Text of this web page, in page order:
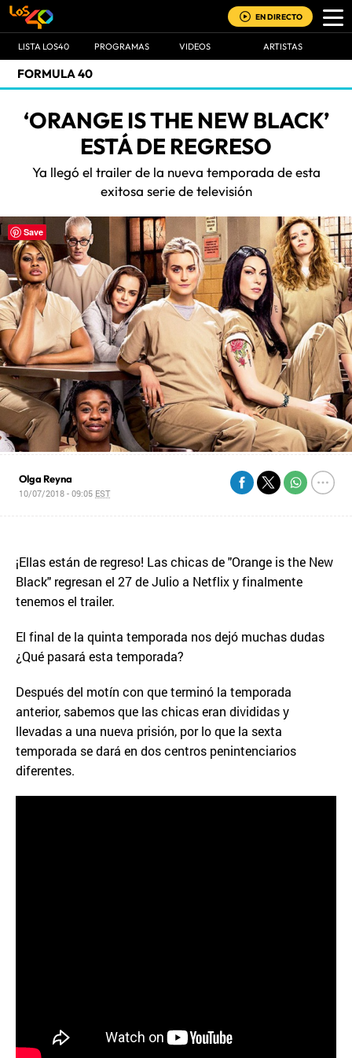
EN DIRECTO
LISTA LOS40 PROGRAMAS VIDEOS ARTISTAS
FORMULA 40
‘ORANGE IS THE NEW BLACK’
ESTÁ DE REGRESO
Ya llegó el trailer de la nueva temporada de esta
exitosa serie de televisión
Olga Reyna
10/07/2018 - 09:05 EST
¡Ellas están de regreso! Las chicas de "Orange is the New
Black" regresan el 27 de Julio a Netflix y finalmente
tenemos el trailer.
El final de la quinta temporada nos dejó muchas dudas
¿Qué pasará esta temporada?
Después del motín con que terminó la temporada
anterior, sabemos que las chicas eran divididas y
llevadas a una nueva prisión, por lo que la sexta
temporada se dará en dos centros penintenciarios
diferentes.
Save